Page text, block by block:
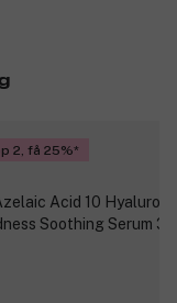
2, få 25%